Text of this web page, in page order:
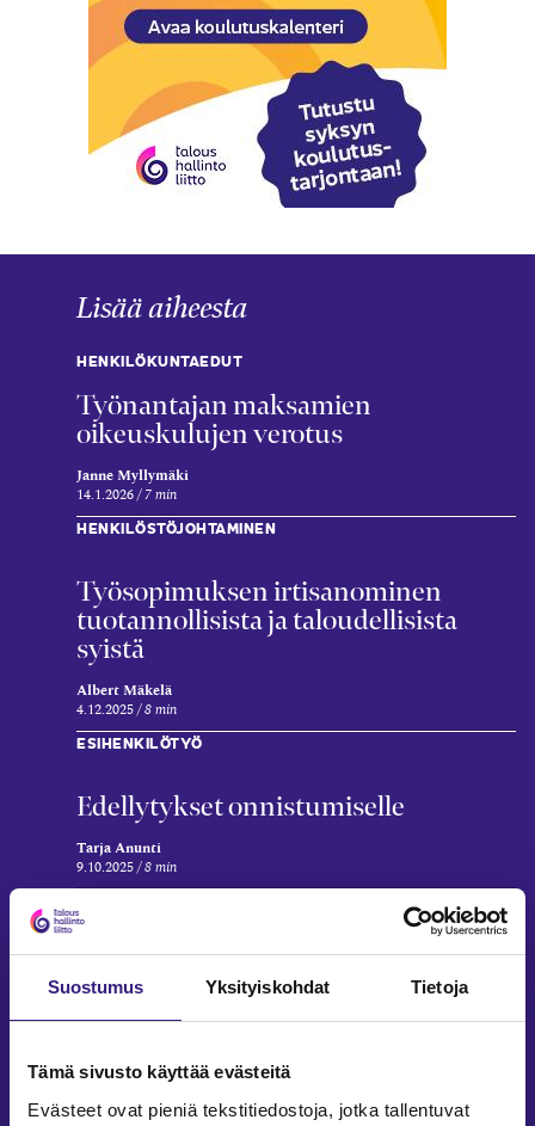
Suostumus Yksityiskohdat Tietoja
Tämä sivusto käyttää evästeitä
Evästeet ovat pieniä tekstitiedostoja, jotka tallentuvat
Lisää aiheesta
HENKILÖKUNTAEDUT
Työnantajan maksamien
oikeuskulujen verotus
Janne Myllymäki
14.1.2026 7 min
HENKILÖSTÖJOHTAMINEN
Työsopimuksen irtisanominen
tuotannollisista ja taloudellisista
syistä
Albert Mäkelä
4.12.2025 8 min
ESIHENKILÖTYÖ
Edellytykset onnistumiselle
Tarja Anunti
9.10.2025 8 min
Työn­antajan ohjeistusten ja ajan
kulumisen merkitys irtisanomis­
tilanteessa (TT 2024:33)
Johannes Lamminen
15.5.2025
9 min